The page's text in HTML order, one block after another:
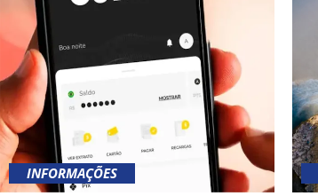
INFORMAÇÕES